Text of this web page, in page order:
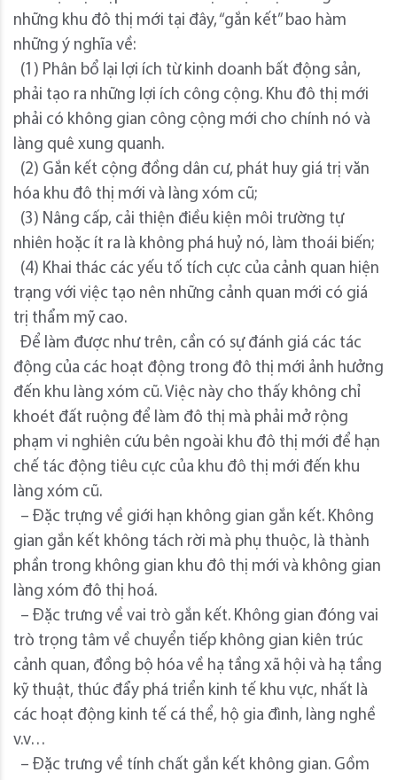
những khu đô thị mới tại đây, “gắn kết” bao hàm
những ý nghĩa về:
(1) Phân bổ lại lợi ích từ kinh doanh bất động sản,
phải tạo ra những lợi ích công cộng. Khu đô thị mới
phải có không gian công cộng mới cho chính nó và
làng quê xung quanh.
(2) Gắn kết cộng đồng dân cư, phát huy giá trị văn
hóa khu đô thị mới và làng xóm cũ;
(3) Nâng cấp, cải thiện điều kiện môi trường tự
nhiên hoặc ít ra là không phá huỷ nó, làm thoái biến;
(4) Khai thác các yếu tố tích cực của cảnh quan hiện
trạng với việc tạo nên những cảnh quan mới có giá
trị thẩm mỹ cao.
Để làm được như trên, cần có sự đánh giá các tác
động của các hoạt động trong đô thị mới ảnh hưởng
đến khu làng xóm cũ. Việc này cho thấy không chỉ
khoét đất ruộng để làm đô thị mà phải mở rộng
phạm vi nghiên cứu bên ngoài khu đô thị mới để hạn
chế tác động tiêu cực của khu đô thị mới đến khu
làng xóm cũ.
– Đặc trựng về giới hạn không gian gắn kết. Không
gian gắn kết không tách rời mà phụ thuộc, là thành
phần trong không gian khu đô thị mới và không gian
làng xóm đô thị hoá.
– Đặc trưng về vai trò gắn kết. Không gian đóng vai
trò trọng tâm về chuyển tiếp không gian kiên trúc
cảnh quan, đồng bộ hóa về hạ tầng xã hội và hạ tầng
kỹ thuật, thúc đẩy phá triển kinh tế khu vực, nhất là
các hoạt động kinh tế cá thể, hộ gia đình, làng nghề
v.v…
– Đặc trưng về tính chất gắn kết không gian. Gồm